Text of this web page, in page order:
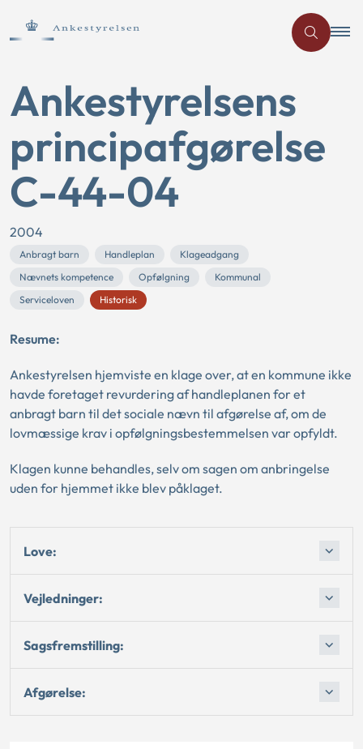
Ankestyrelsens
principafgørelse
C-44-04
2004
Anbragt barn Handleplan
Klageadgang
Nævnets kompetence
Opfølgning
Kommunal
Serviceloven
Historisk
Resume:
Ankestyrelsen hjemviste en klage over, at en kommune ikke
havde foretaget revurdering af handleplanen for et
anbragt barn til det sociale nævn til afgørelse af, om de
lovmæssige krav i opfølgningsbestemmelsen var opfyldt.
Klagen kunne behandles, selv om sagen om anbringelse
uden for hjemmet ikke blev påklaget.
Love:
Vejledninger:
Sagsfremstilling:
Afgørelse: